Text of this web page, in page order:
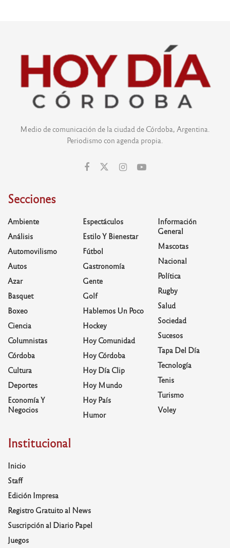
Medio de comunicación de la ciudad de Córdoba, Argentina.
Periodismo con agenda propia.
Secciones
Ambiente
Análisis
Automovilismo
Autos
Azar
Basquet
Boxeo
Ciencia
Columnistas
Córdoba
Cultura
Deportes
Economía Y
Negocios
Espectáculos
Estilo Y Bienestar
Fútbol
Gastronomía
Gente
Golf
Hablemos Un Poco
Hockey
Hoy Comunidad
Hoy Córdoba
Hoy Día Clip
Hoy Mundo
Hoy País
Humor
Información
General
Mascotas
Nacional
Política
Rugby
Salud
Sociedad
Sucesos
Tapa Del Día
Tecnología
Tenis
Turismo
Voley
Institucional
Inicio
Staff
Edición Impresa
Registro Gratuito al News
Suscripción al Diario Papel
Juegos